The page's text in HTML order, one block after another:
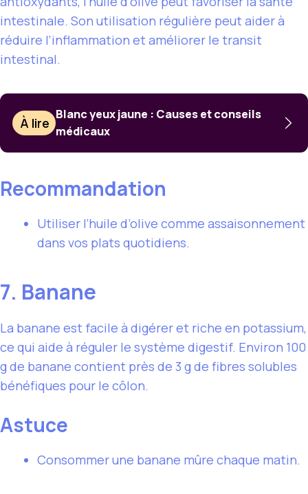
intestinale. Son utilisation régulière peut aider à
réduire l’inflammation et améliorer le transit
intestinal.
À lire
Blanc yeux jaune : Causes et conseils
médicaux
Recommandation
Utiliser l’huile d’olive comme assaisonnement
dans vos plats quotidiens.
7. Banane
La banane est facile à digérer et riche en potassium,
ce qui aide à réguler le système digestif. Environ 100
g de banane contient près de 3 g de fibres solubles
bénéfiques pour le côlon.
Astuce
Consommer une banane mûre chaque matin.